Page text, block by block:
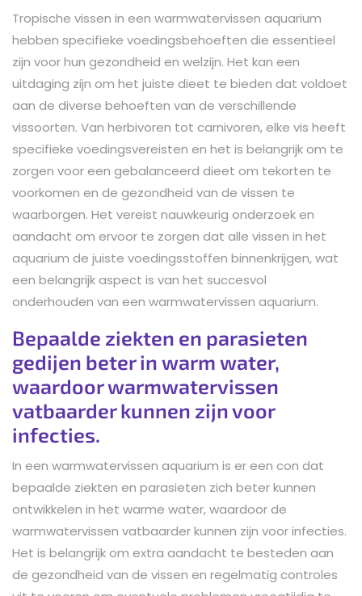
Tropische vissen in een warmwatervissen aquarium
hebben specifieke voedingsbehoeften die essentieel
zijn voor hun gezondheid en welzijn. Het kan een
uitdaging zijn om het juiste dieet te bieden dat voldoet
aan de diverse behoeften van de verschillende
vissoorten. Van herbivoren tot carnivoren, elke vis heeft
specifieke voedingsvereisten en het is belangrijk om te
zorgen voor een gebalanceerd dieet om tekorten te
voorkomen en de gezondheid van de vissen te
waarborgen. Het vereist nauwkeurig onderzoek en
aandacht om ervoor te zorgen dat alle vissen in het
aquarium de juiste voedingsstoffen binnenkrijgen, wat
een belangrijk aspect is van het succesvol
onderhouden van een warmwatervissen aquarium.
Bepaalde ziekten en parasieten
gedijen beter in warm water,
waardoor warmwatervissen
vatbaarder kunnen zijn voor
infecties.
In een warmwatervissen aquarium is er een con dat
bepaalde ziekten en parasieten zich beter kunnen
ontwikkelen in het warme water, waardoor de
warmwatervissen vatbaarder kunnen zijn voor infecties.
Het is belangrijk om extra aandacht te besteden aan
de gezondheid van de vissen en regelmatig controles